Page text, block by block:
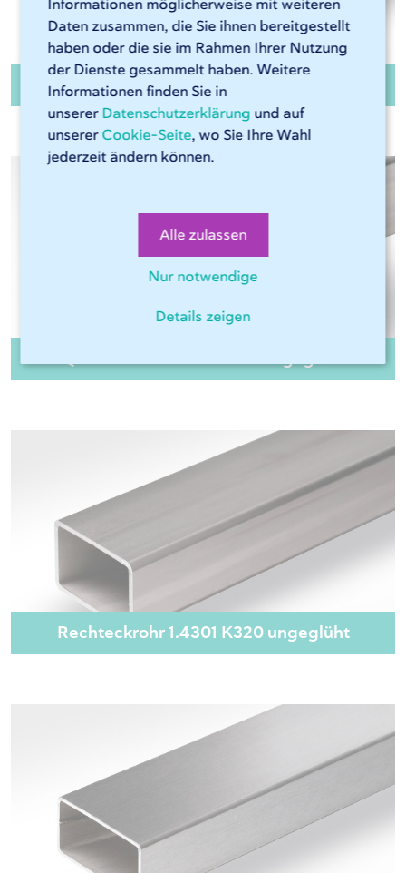
Informationen möglicherweise mit weiteren
Daten zusammen, die Sie ihnen bereitgestellt
haben oder die sie im Rahmen Ihrer Nutzung
der Dienste gesammelt haben. Weitere
Informationen finden Sie in
unserer Datenschutzerklärung und auf
unserer Cookie-Seite, wo Sie Ihre Wahl
jederzeit ändern können.
Alle zulassen
Nur notwendige
Details zeigen
Rechteckrohr 1.4401 ungeglüht
Rechteckrohr 1.4301 K320 ungeglüht